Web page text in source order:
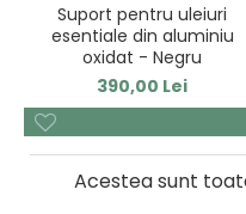
Suport pentru uleiuri
esentiale din aluminiu
oxidat - Negru
390,00 Lei
Acestea sunt